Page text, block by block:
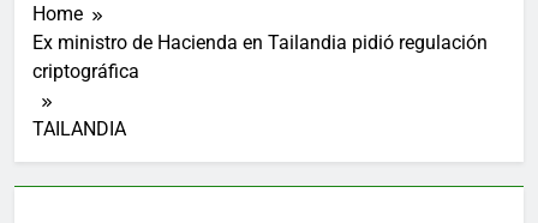
Home
Ex ministro de Hacienda en Tailandia pidió regulación
criptográfica
TAILANDIA